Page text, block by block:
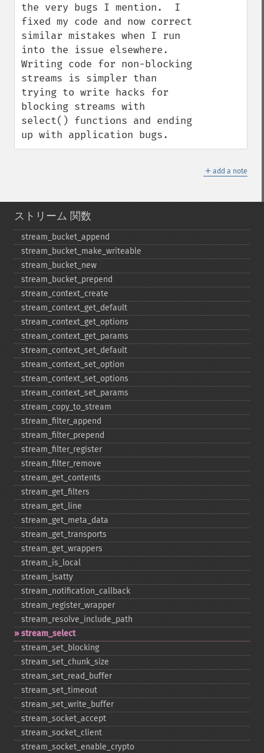
the very bugs I mention.  I
fixed my code and now correct
similar mistakes when I run
into the issue elsewhere.
Writing code for non-blocking
streams is simpler than
trying to write hacks for
blocking streams with
select() functions and ending
up with application bugs.
＋ add a note
ストリーム 関数
stream_​bucket_​append
stream_​bucket_​make_​writeable
stream_​bucket_​new
stream_​bucket_​prepend
stream_​context_​create
stream_​context_​get_​default
stream_​context_​get_​options
stream_​context_​get_​params
stream_​context_​set_​default
stream_​context_​set_​option
stream_​context_​set_​options
stream_​context_​set_​params
stream_​copy_​to_​stream
stream_​filter_​append
stream_​filter_​prepend
stream_​filter_​register
stream_​filter_​remove
stream_​get_​contents
stream_​get_​filters
stream_​get_​line
stream_​get_​meta_​data
stream_​get_​transports
stream_​get_​wrappers
stream_​is_​local
stream_​isatty
stream_​notification_​callback
stream_​register_​wrapper
stream_​resolve_​include_​path
stream_​select
stream_​set_​blocking
stream_​set_​chunk_​size
stream_​set_​read_​buffer
stream_​set_​timeout
stream_​set_​write_​buffer
stream_​socket_​accept
stream_​socket_​client
stream_​socket_​enable_​crypto